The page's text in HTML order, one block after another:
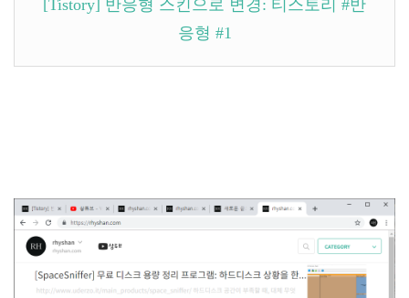
[Tistory] 반응형 스킨으로 변경: 티스토리 #반
응형 #1